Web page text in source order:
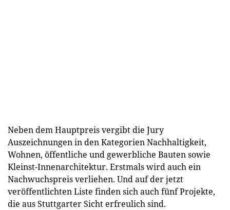
Neben dem Hauptpreis vergibt die Jury
Auszeichnungen in den Kategorien Nachhaltigkeit,
Wohnen, öffentliche und gewerbliche Bauten sowie
Kleinst-Innenarchitektur. Erstmals wird auch ein
Nachwuchspreis verliehen. Und auf der jetzt
veröffentlichten Liste finden sich auch fünf Projekte,
die aus Stuttgarter Sicht erfreulich sind.